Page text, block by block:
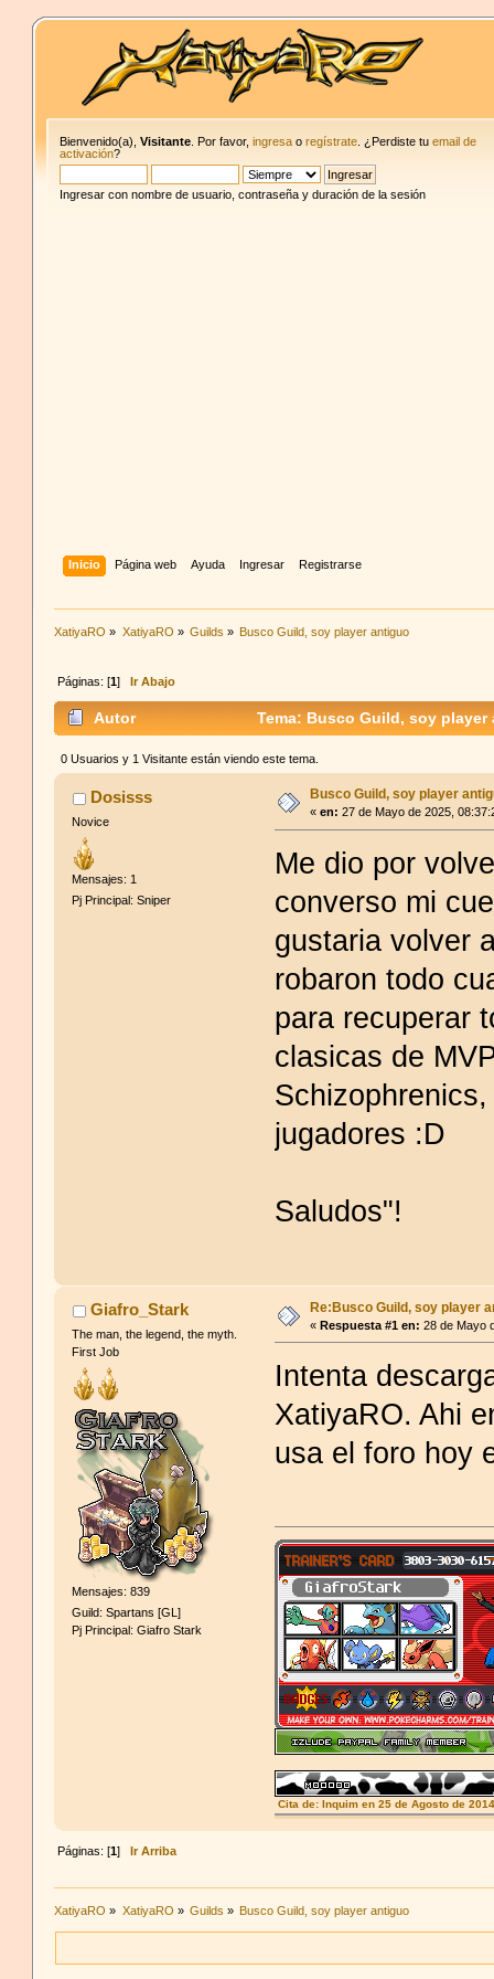
Bienvenido(a),Visitante . Por favor,ingresa oregístrate . ¿Perdiste tuemail de
activación?
Ingresar con nombre de usuario, contraseña y duración de la sesión
Inicio Página web Ayuda Ingresar Registrarse
XatiyaRO » XatiyaRO » Guilds » Busco Guild, soy player antiguo
Páginas: [1] Ir Abajo
Autor Tema: Busco Guild, soy
0 Usuarios y 1 Visitante están viendo este tema.
Dosisss
Novice
Mensajes: 1
Pj Principal: Sniper
Busco Guild, soy player
«en: 27 de Mayo de 2025,
Me dio por
converso mi
gustaria volver
robaron todo
para recuperar
clasicas de
jugadores :D
Saludos"!
Giafro_Stark
The man, the legend, the myth.
First Job
Mensajes: 839
Guild: Spartans [GL]
Pj Principal: Giafro Stark
Re:Busco Guild, soy player
«Respuesta #1 en: 28 de Mayo
Intenta
XatiyaRO. Ahi
usa el foro hoy
Cita de: Inquim en 25 de Agosto de
xatiya no existe atontaos
Páginas: [1] Ir Arriba
XatiyaRO » XatiyaRO » Guilds » Busco Guild, soy player antiguo